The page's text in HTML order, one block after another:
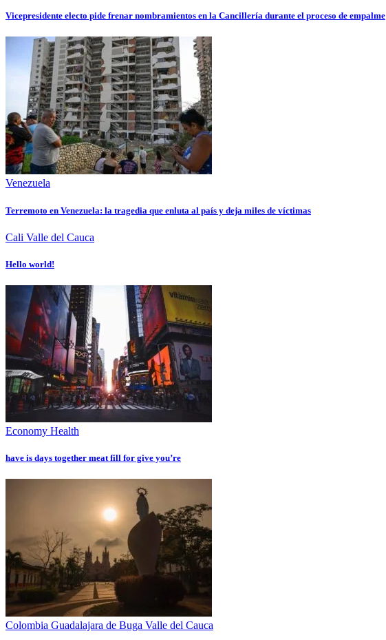
Vicepresidente electo pide frenar nombramientos en la Cancillería durante el proceso de empalme
Venezuela
Terremoto en Venezuela: la tragedia que enluta al país y deja miles de víctimas
Cali Valle del Cauca
Hello world!
Economy Health
have is days together meat fill for give you’re
Colombia Guadalajara de Buga Valle del Cauca